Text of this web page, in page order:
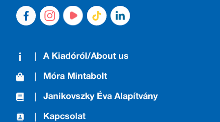
A Kiadóról/About us
Móra Mintabolt
Janikovszky Éva Alapítvány
Kapcsolat